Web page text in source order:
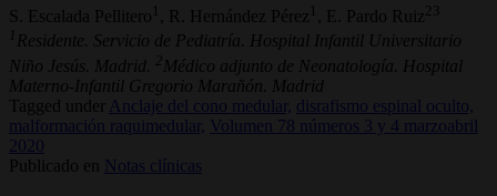
S. Escalada Pellitero 1 , R. Hernández Pérez 1 , E. Pardo Ruiz 23
1 Residente. Servicio de Pediatría. Hospital Infantil Universitario
Niño Jesús. Madrid.
2 Médico adjunto de Neonatología. Hospital
Materno-Infantil Gregorio Marañón. Madrid
Tagged under
Anclaje del cono medular,
disrafismo espinal oculto,
malformación raquimedular,
Volumen 78 números 3 y 4 marzoabril
2020
Publicado en
Notas clínicas